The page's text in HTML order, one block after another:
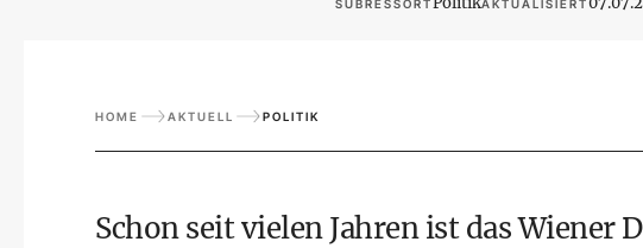
SUBRESSORT AKTUALISIERT
HOME AKTUELL POLITIK
Schon seit vielen Jahren ist das Wiener